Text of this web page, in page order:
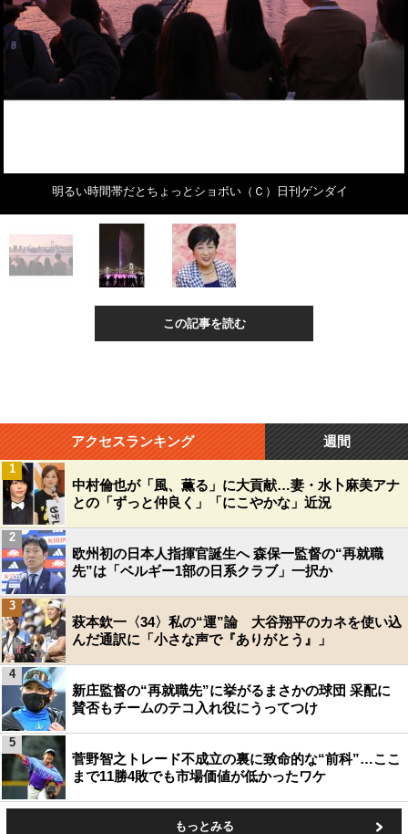
明るい時間帯だとちょっとショボい（Ｃ）日刊ゲンダイ
この記事を読む
アクセスランキング 週間
中村倫也が「風、薫る」に大貢献…妻・水卜麻美アナ
との「ずっと仲良く」「にこやかな」近況
1
欧州初の日本人指揮官誕生へ 森保一監督の“再就職
先”は「ベルギー1部の日系クラブ」一択か
2
萩本欽一〈34〉私の“運”論 大谷翔平のカネを使い込
んだ通訳に「小さな声で『ありがとう』」
3
新庄監督の“再就職先”に挙がるまさかの球団 采配に
賛否もチームのテコ入れ役にうってつけ
4
菅野智之トレード不成立の裏に致命的な“前科”…ここ
まで11勝4敗でも市場価値が低かったワケ
5
もっとみる